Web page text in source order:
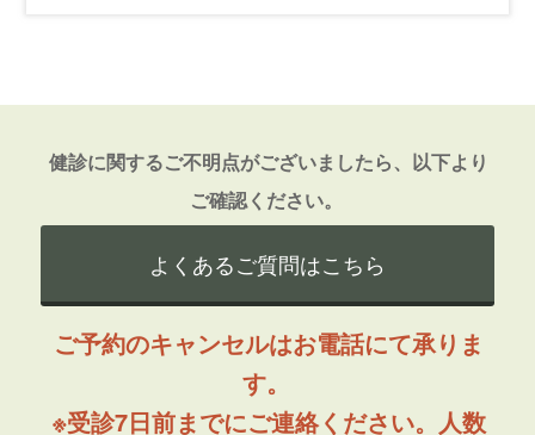
健診に関するご不明点がございましたら、以下より
ご確認ください。
よくあるご質問はこちら
ご予約のキャンセルはお電話にて承りま
す。
※受診7日前までにご連絡ください。人数